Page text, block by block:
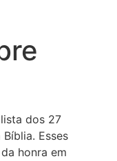
dos 27
Esses
honra em